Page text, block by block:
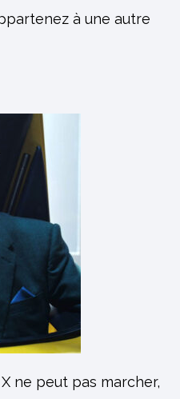
à une autre
ne peut pas marcher,